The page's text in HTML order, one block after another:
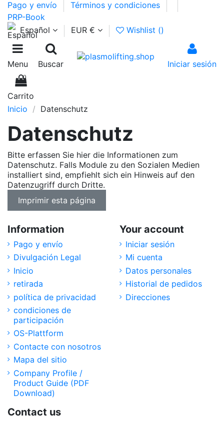
Pago y envío
Términos y condiciones
PRP-Book
Español
EUR € Wishlist ()
Menu Buscar Iniciar sesión
0
Carrito
Inicio
Datenschutz
Datenschutz
Bitte erfassen Sie hier die Informationen zum
Datenschutz. Falls Module zu den Sozialen Medien
installiert sind, empfiehlt sich ein Hinweis auf den
Datenzugriff durch Dritte.
Information
Pago y envío
Divulgación Legal
Inicio
retirada
política de privacidad
condiciones de
participación
OS-Plattform
Contacte con nosotros
Mapa del sitio
Company Profile /
Product Guide (PDF
Download)
Your account
Iniciar sesión
Mi cuenta
Datos personales
Historial de pedidos
Direcciones
Contact us